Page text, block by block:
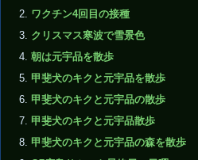
ワクチン4回目の接種
クリスマス寒波で雪景色
朝は元宇品を散歩
甲斐犬のキクと元宇品を散歩
甲斐犬のキクと元宇品の散歩
甲斐犬のキクと元宇品散歩
甲斐犬のキクと元宇品の森を散歩